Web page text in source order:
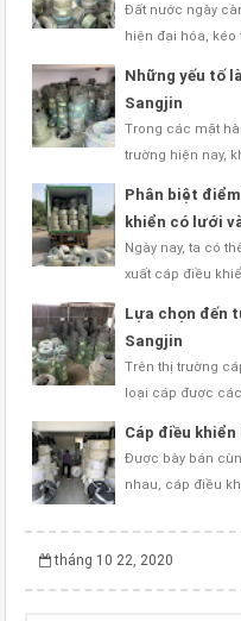
Đất nước ngày
hiện đại hóa, kéo
Những yếu tố
Sangjin
Trong các mặt
trường hiện nay,
Phân biệt
khiển có lưới
Ngày nay, ta có
xuất cáp điều
Lựa chọn đến
Sangjin
Trên thị trường
loại cáp được các
Cáp điều khiển
Được bày bán
nhau, cáp điều
tháng 10 22, 2020